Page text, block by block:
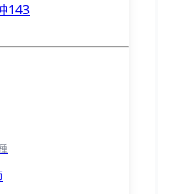
143